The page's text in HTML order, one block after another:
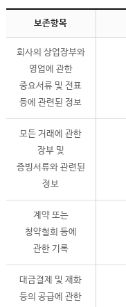
보존항목
회사의 상업장부와
영업에 관한
중요서류 및 전표
등에 관련된 정보
모든 거래에 관한
장부 및
증빙서류와 관련된
정보
계약 또는
청약철회 등에
관한 기록
대금결제 및 재화
등의 공급에 관한